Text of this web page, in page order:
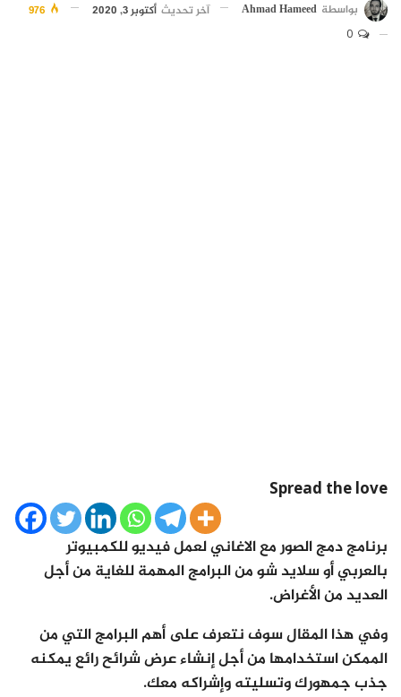
بواسطة Ahmad Hameed آخر تحديث أكتوبر 3, 2020
Spread the love
برنامج دمج الصور مع الاغاني لعمل فيديو للكمبيوتر
بالعربي أو سلايد شو من البرامج المهمة للغاية من أجل
العديد من الأغراض.
وفي هذا المقال سوف نتعرف على أهم البرامج التي من
الممكن استخدامها من أجل إنشاء عرض شرائح رائع يمكنه
جذب جمهورك وتسليته وإشراكه معك.